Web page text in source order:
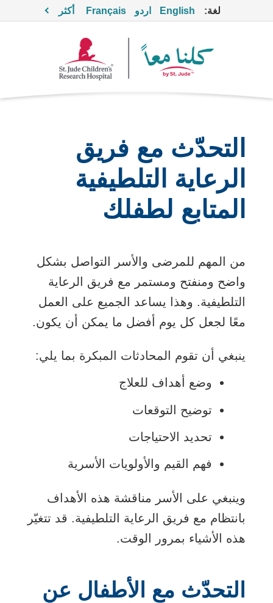
لغة: English اردو Français أكثر
التحدّث مع فريق
الرعاية التلطيفية
المتابع لطفلك
من المهم للمرضى والأسر التواصل بشكل
واضح ومنفتح ومستمر مع فريق الرعاية
التلطيفية. وهذا يساعد الجميع على العمل
معًا لجعل كل يوم أفضل ما يمكن أن يكون.
ينبغي أن تقوم المحادثات المبكرة بما يلي:
وضع أهداف للعلاج
توضيح التوقعات
تحديد الاحتياجات
فهم القيم والأولويات الأسرية
وينبغي على الأسر مناقشة هذه الأهداف
بانتظام مع فريق الرعاية التلطيفية. قد تتغيّر
هذه الأشياء بمرور الوقت.
التحدّث مع الأطفال عن